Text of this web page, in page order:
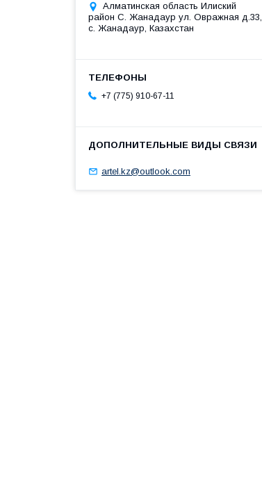
Алматинская область Илиский
район С. Жанадаур ул. Овражная д.33,
с. Жанадаур, Казахстан
+7 (775) 910-67-11
artel.kz@outlook.com